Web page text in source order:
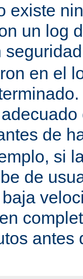
existe
un log
en el
de
si
de
antes